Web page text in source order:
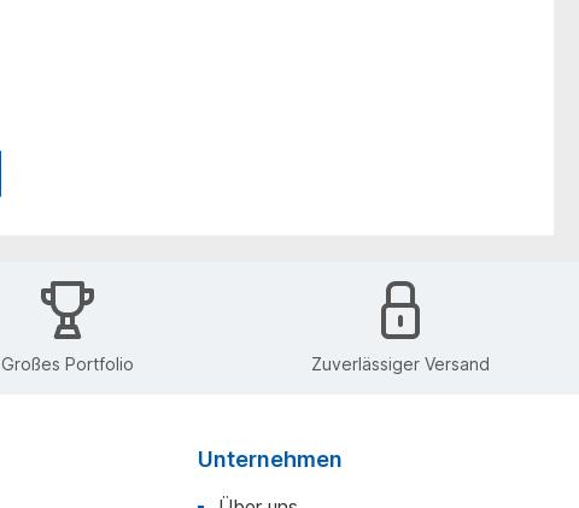
Großes Portfolio Zuverlässiger Versand
Unternehmen